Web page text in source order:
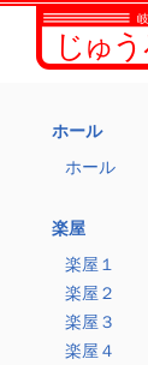
ホール
ホール
楽屋
楽屋１
楽屋２
楽屋３
楽屋４